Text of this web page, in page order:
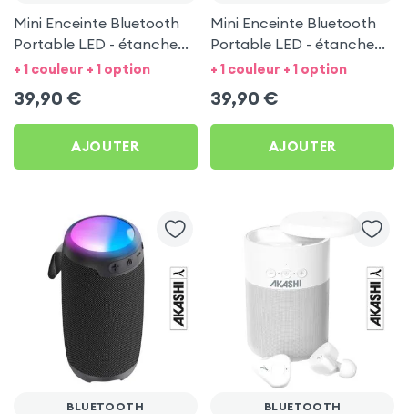
Mini Enceinte Bluetooth
Portable LED - étanche
IPX6 - LinQ Bleu
+ 1 couleur + 1 option
39,90 €
AJOUTER
Mini Enceinte Bluetooth
Portable LED - étanche
IPX6 - LinQ Noir
+ 1 couleur + 1 option
39,90 €
AJOUTER
BLUETOOTH BLUETOOTH